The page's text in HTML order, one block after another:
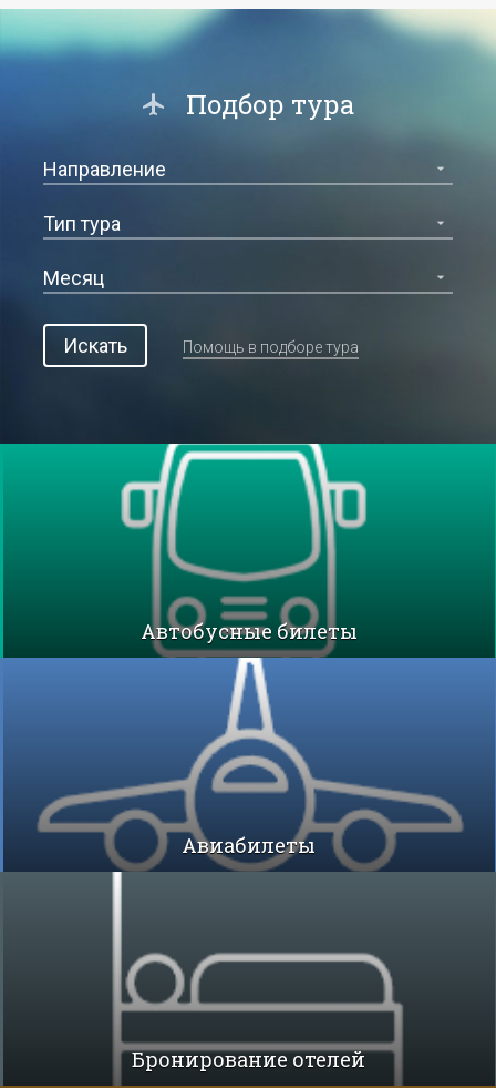
Подбор тура
Искать Помощь в подборе тура
Автобусные билеты
Авиабилеты
Бронирование отелей